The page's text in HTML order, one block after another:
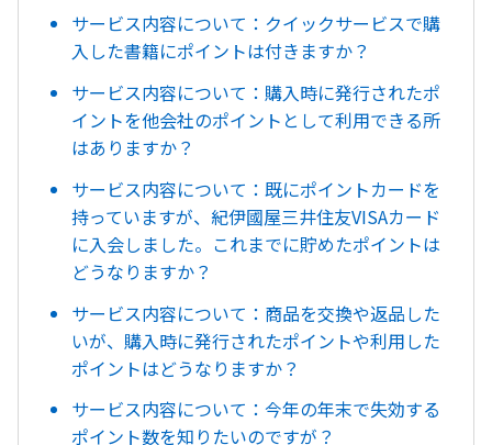
サービス内容について：クイックサービスで購
入した書籍にポイントは付きますか？
サービス内容について：購入時に発行されたポ
イントを他会社のポイントとして利用できる所
はありますか？
サービス内容について：既にポイントカードを
持っていますが、紀伊國屋三井住友VISAカード
に入会しました。これまでに貯めたポイントは
どうなりますか？
サービス内容について：商品を交換や返品した
いが、購入時に発行されたポイントや利用した
ポイントはどうなりますか？
サービス内容について：今年の年末で失効する
ポイント数を知りたいのですが？